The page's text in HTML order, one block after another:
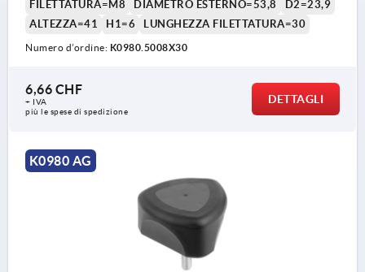
FILETTATURA=M8 DIAMETRO ESTERNO=53,8
D2=23,9
ALTEZZA=41
H1=6 LUNGHEZZA FILETTATURA=30
Numero d’ordine: K0980.5008X30
6,66 CHF
+ IVA
più le spese di spedizione
DETTAGLI
K0980 AG